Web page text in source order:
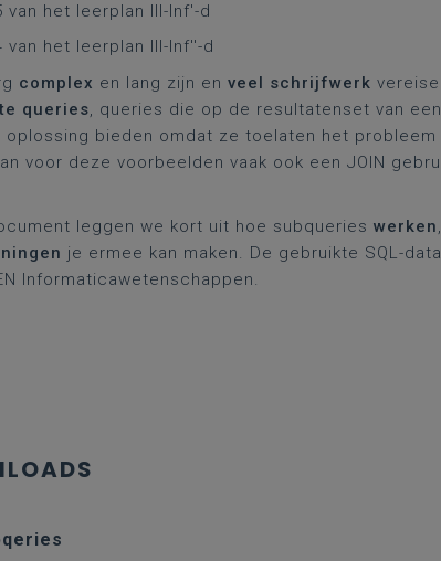
van het leerplan III-Inf'-d
van het leerplan III-Inf''-d
complex en lang zijn en veel schrijfwerk
queries, queries die op de resultatenset van
oplossing bieden omdat ze toelaten het
voor deze voorbeelden vaak ook een JOIN
leggen we kort uit hoe subqueries werken
je ermee kan maken. De gebruikte SQL-
Informaticawetenschappen.